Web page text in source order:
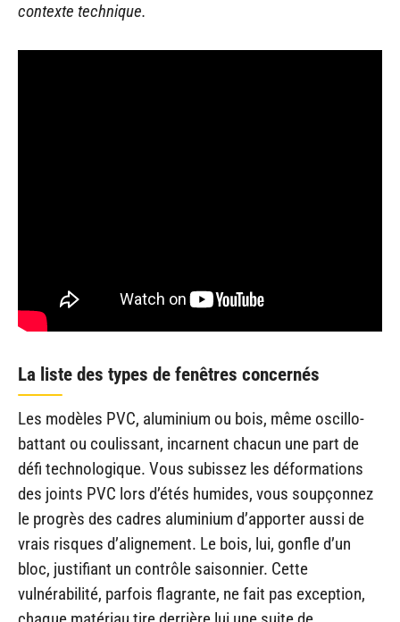
contexte technique.
La liste des types de fenêtres concernés
Les modèles PVC, aluminium ou bois, même oscillo-
battant ou coulissant, incarnent chacun une part de
défi technologique. Vous subissez les déformations
des joints PVC lors d’étés humides, vous soupçonnez
le progrès des cadres aluminium d’apporter aussi de
vrais risques d’alignement. Le bois, lui, gonfle d’un
bloc, justifiant un contrôle saisonnier. Cette
vulnérabilité, parfois flagrante, ne fait pas exception,